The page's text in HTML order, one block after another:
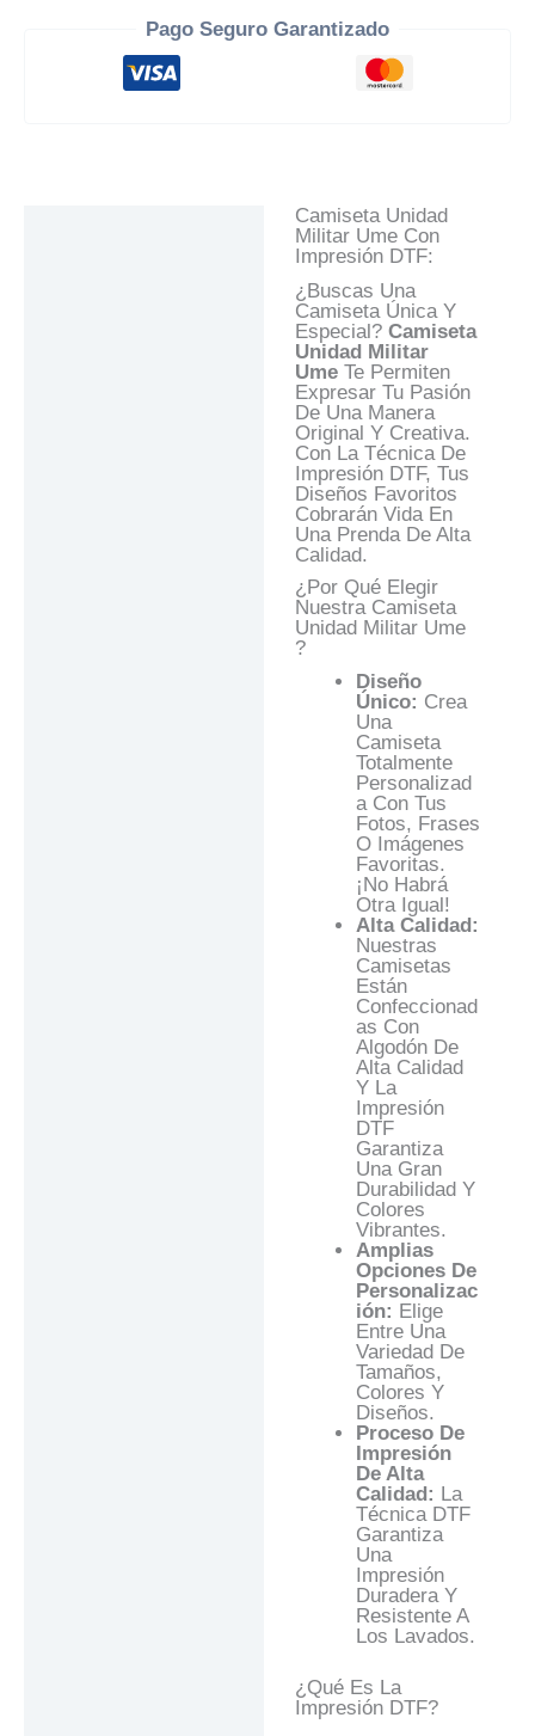
Pago Seguro Garantizado
Camiseta Unidad
Militar Ume Con
Impresión DTF:
¿Buscas Una
Camiseta Única Y
Especial? Camiseta
Unidad Militar
Ume Te Permiten
Expresar Tu Pasión
De Una Manera
Original Y Creativa.
Con La Técnica De
Impresión DTF, Tus
Diseños Favoritos
Cobrarán Vida En
Una Prenda De Alta
Calidad.
¿Por Qué Elegir
Nuestra Camiseta
Unidad Militar Ume
?
Diseño
Único: Crea
Una
Camiseta
Totalmente
Personalizad
A Con Tus
Fotos, Frases
O Imágenes
Favoritas.
¡No Habrá
Otra Igual!
Alta Calidad:
Nuestras
Camisetas
Están
Confeccionad
As Con
Algodón De
Alta Calidad
Y La
Impresión
DTF
Garantiza
Una Gran
Durabilidad Y
Colores
Vibrantes.
Amplias
Opciones De
Personalizac
Ión: Elige
Entre Una
Variedad De
Tamaños,
Colores Y
Diseños.
Proceso De
Impresión
De Alta
Calidad: La
Técnica DTF
Garantiza
Una
Impresión
Duradera Y
Resistente A
Los Lavados.
¿Qué Es La
Impresión DTF?